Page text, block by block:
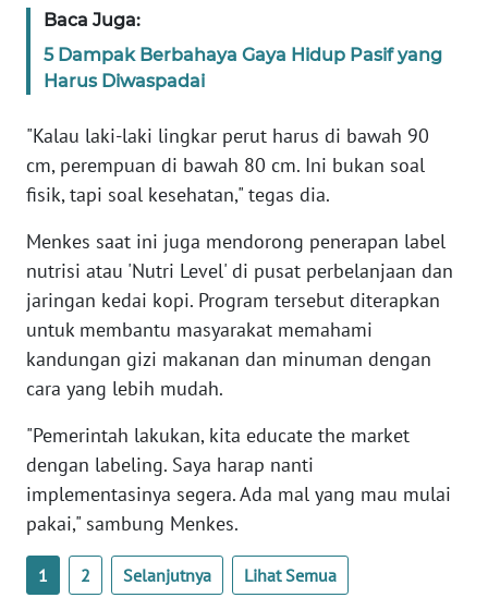
Baca Juga:
5 Dampak Berbahaya Gaya Hidup Pasif yang
Harus Diwaspadai
"Kalau laki-laki lingkar perut harus di bawah 90
cm, perempuan di bawah 80 cm. Ini bukan soal
fisik, tapi soal kesehatan," tegas dia.
Menkes saat ini juga mendorong penerapan label
nutrisi atau 'Nutri Level' di pusat perbelanjaan dan
jaringan kedai kopi. Program tersebut diterapkan
untuk membantu masyarakat memahami
kandungan gizi makanan dan minuman dengan
cara yang lebih mudah.
"Pemerintah lakukan, kita educate the market
dengan labeling. Saya harap nanti
implementasinya segera. Ada mal yang mau mulai
pakai," sambung Menkes.
1 2 Selanjutnya Lihat Semua
WN
JABAR
WN
BANTEN
NTT
WN
KEPRI
WN
PAPUA
WN
PAPUA
BARAT
WN
RIAU